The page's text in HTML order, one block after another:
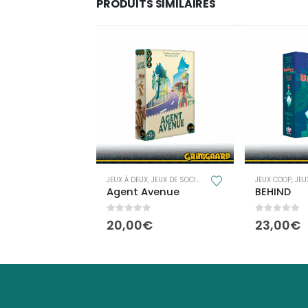
PRODUITS SIMILAIRES
JEUX COOP,JEUX DE SOCIÉTÉ JEUX POUR 1 JOUEUR
BEHIND
0 out of 5
23,00€
JEUX COOP,
LEVEL 10
0 out of 5
12,00€